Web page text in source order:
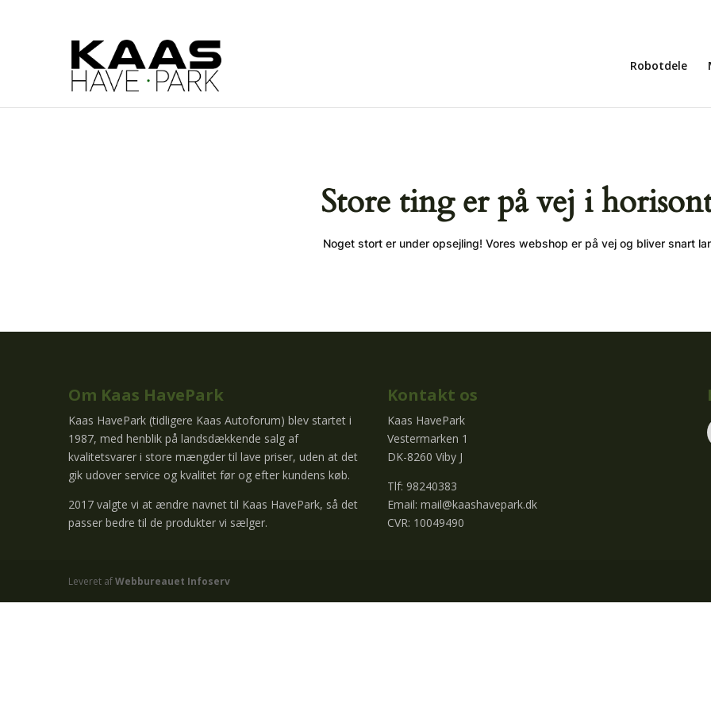
Robotdele
Store ting er på vej i
Noget stort er under opsejling! Vores webshop er på vej og bliver snart
Om Kaas HavePark
Kaas HavePark (tidligere Kaas Autoforum) blev startet i
1987, med henblik på landsdækkende salg af
kvalitetsvarer i store mængder til lave priser, uden at det
gik udover service og kvalitet før og efter kundens køb.
2017 valgte vi at ændre navnet til Kaas HavePark, så det
passer bedre til de produkter vi sælger.
Kontakt os
Kaas HavePark
Vestermarken 1
DK-8260 Viby J
Tlf: 98240383
Email:mail@kaashavepark.dk
CVR: 10049490
Leveret afWebbureauet Infoserv